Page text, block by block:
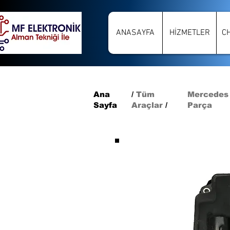
ANASAYFA HİZMETLER
Ana
Sayfa
/ Tüm
Araçlar /
Mercedes
Parça